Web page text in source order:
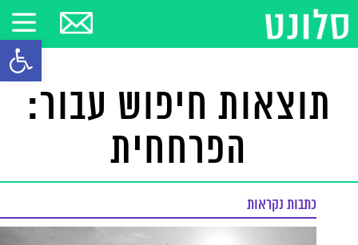
פתח
תוצאות חיפוש עבור:
הפרחחית
כתבות נקראות